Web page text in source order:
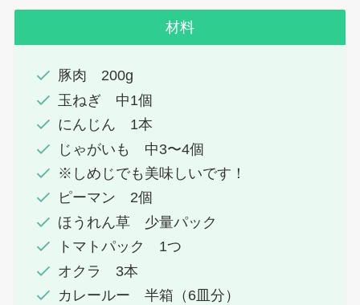
材料
豚肉 200g
玉ねぎ 中1個
にんじん 1本
じゃがいも 中3〜4個
※しめじでも美味しいです！
ピーマン 2個
ほうれん草 少量パック
トマトパック 1つ
オクラ 3本
カレールー 半箱（6皿分）